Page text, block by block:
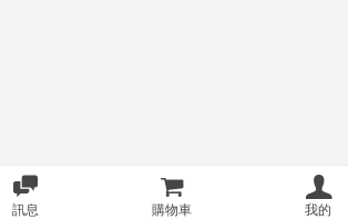
訊息 購物車 我的